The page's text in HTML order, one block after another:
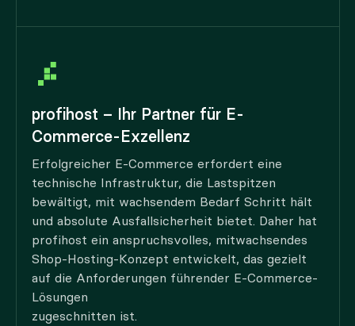
profihost – Ihr Partner für E-
Commerce-Exzellenz
Erfolgreicher E-Commerce erfordert eine
technische Infrastruktur, die Lastspitzen
bewältigt, mit wachsendem Bedarf Schritt hält
und absolute Ausfallsicherheit bietet. Daher hat
profihost ein anspruchsvolles, mitwachsendes
Shop-Hosting-Konzept entwickelt, das gezielt
auf die Anforderungen führender E-Commerce-
Lösungen
zugeschnitten ist.